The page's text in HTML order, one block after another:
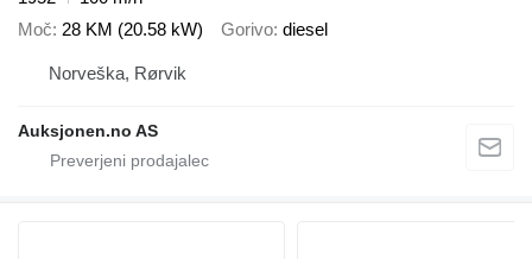
Moč 28 KM (20.58 kW) Gorivo diesel
Norveška, Rørvik
Auksjonen.no AS